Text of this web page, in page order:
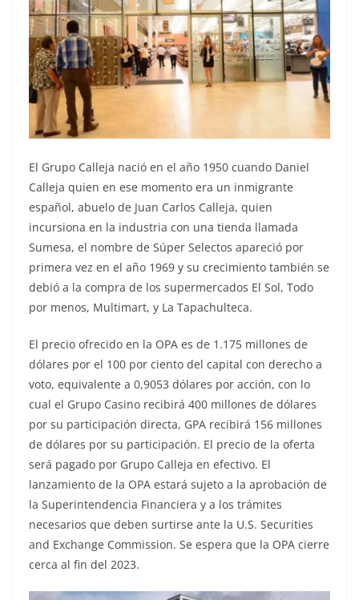
El Grupo Calleja nació en el año 1950 cuando Daniel
Calleja quien en ese momento era un inmigrante
español, abuelo de Juan Carlos Calleja, quien
incursiona en la industria con una tienda llamada
Sumesa, el nombre de Súper Selectos apareció por
primera vez en el año 1969 y su crecimiento también se
debió a la compra de los supermercados El Sol, Todo
por menos, Multimart, y La Tapachulteca.
El precio ofrecido en la OPA es de 1.175 millones de
dólares por el 100 por ciento del capital con derecho a
voto, equivalente a 0,9053 dólares por acción, con lo
cual el Grupo Casino recibirá 400 millones de dólares
por su participación directa, GPA recibirá 156 millones
de dólares por su participación. El precio de la oferta
será pagado por Grupo Calleja en efectivo. El
lanzamiento de la OPA estará sujeto a la aprobación de
la Superintendencia Financiera y a los trámites
necesarios que deben surtirse ante la U.S. Securities
and Exchange Commission. Se espera que la OPA cierre
cerca al fin del 2023.